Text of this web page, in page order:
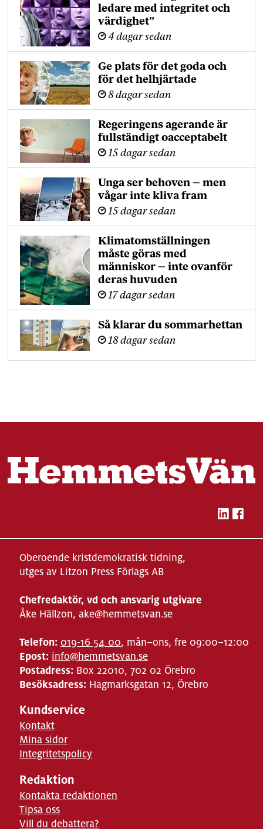
ledare med integritet och
värdighet”
4 dagar sedan
Ge plats för det goda och
för det helhjärtade
8 dagar sedan
Regeringens agerande är
fullständigt oacceptabelt
15 dagar sedan
Unga ser behoven – men
vågar inte kliva fram
15 dagar sedan
Klimatomställningen
måste göras med
människor – inte ovanför
deras huvuden
17 dagar sedan
Så klarar du sommarhettan
18 dagar sedan
Oberoende kristdemokratisk tidning,
utges av Litzon Press Förlags AB
Chefredaktör, vd och ansvarig utgivare
Åke Hällzon, ake@hemmetsvan.se
Telefon: 019-16 54 00, mån–ons, fre 09:00–12:00
Epost: info@hemmetsvan.se
Postadress: Box 22010, 702 02 Örebro
Besöksadress: Hagmarksgatan 12, Örebro
Kundservice
Kontakt
Mina sidor
Integritetspolicy
Redaktion
Kontakta redaktionen
Tipsa oss
Vill du debattera?